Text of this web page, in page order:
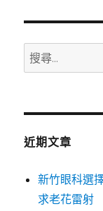
搜
尋
鍵
近期文章
新竹眼科選
求老花雷射